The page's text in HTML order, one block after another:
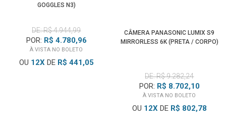
GOGGLES N3)
DE: R$ 4.944,99
POR: R$ 4.780,96
À VISTA NO BOLETO
OU 12XDE R$ 441,05
CÂMERA PANASONIC LUMIX S9
MIRRORLESS 6K (PRETA / CORPO)
DE: R$ 9.282,24
POR: R$ 8.702,10
À VISTA NO BOLETO
OU 12XDE R$ 802,78